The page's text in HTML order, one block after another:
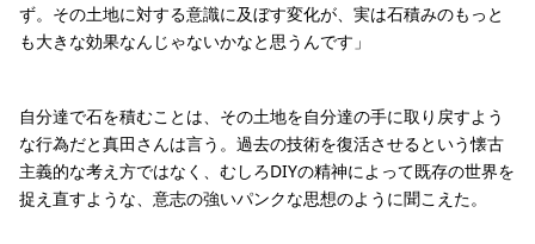
ず。その土地に対する意識に及ぼす変化が、実は石積みのもっと
も大きな効果なんじゃないかなと思うんです」
自分達で石を積むことは、その土地を自分達の手に取り戻すよう
な行為だと真田さんは言う。過去の技術を復活させるという懐古
主義的な考え方ではなく、むしろDIYの精神によって既存の世界を
捉え直すような、意志の強いパンクな思想のように聞こえた。